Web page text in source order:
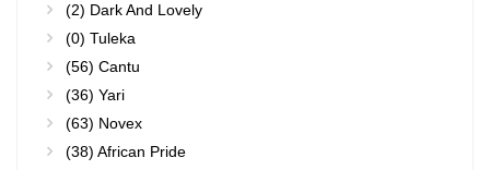
(2) Dark And Lovely
(0) Tuleka
(56) Cantu
(36) Yari
(63) Novex
(38) African Pride